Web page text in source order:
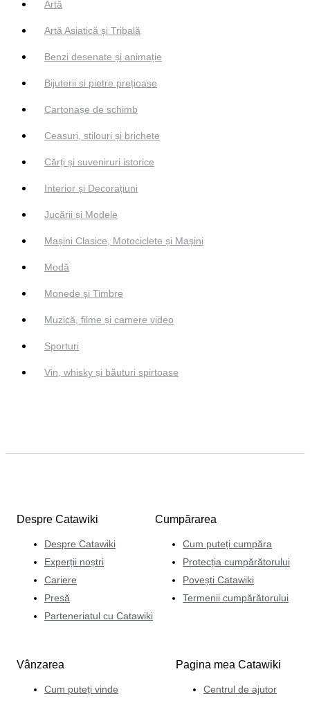
Artă
Artă Asiatică și Tribală
Benzi desenate și animație
Bijuterii si pietre prețioase
Cartonașe de schimb
Ceasuri, stilouri și brichete
Cărți și suveniruri istorice
Interior și Decorațiuni
Jucării și Modele
Mașini Clasice, Motociclete și Mașini
Modă
Monede și Timbre
Muzică, filme și camere video
Sporturi
Vin, whisky și băuturi spirtoase
Despre Catawiki
Despre Catawiki
Experții noștri
Cariere
Presă
Parteneriatul cu Catawiki
Cumpărarea
Cum puteți cumpăra
Protecția cumpărătorului
Povești Catawiki
Termenii cumpărătorului
Vânzarea
Cum puteți vinde
Pagina mea Catawiki
Centrul de ajutor